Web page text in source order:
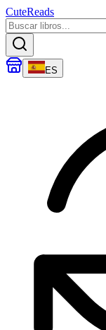
CuteReads
ES